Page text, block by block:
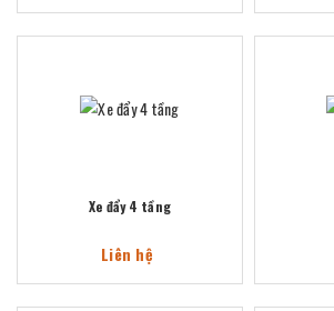
Xe đẩy 4 tầng
Liên hệ